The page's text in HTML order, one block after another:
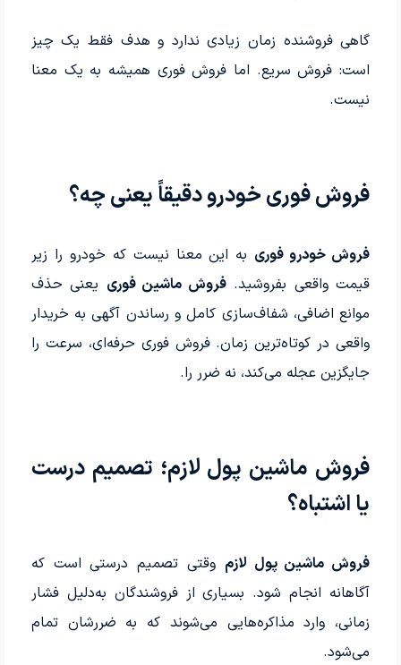
گاهی فروشنده زمان زیادی ندارد و هدف فقط یک چیز
است: فروش سریع. اما فروش فوری همیشه به یک معنا
نیست.
فروش فوری خودرو دقیقاً یعنی چه؟
فروش خودرو فوری به این معنا نیست که خودرو را زیر
قیمت واقعی بفروشید.فروش ماشین فوری یعنی حذف
موانع اضافی، شفاف‌سازی کامل و رساندن آگهی به خریدار
واقعی در کوتاه‌ترین زمان. فروش فوری حرفه‌ای، سرعت را
جایگزین عجله می‌کند، نه ضرر را.
فروش ماشین پول لازم؛ تصمیم درست
یا اشتباه؟
فروش ماشین پول لازم وقتی تصمیم درستی است که
آگاهانه انجام شود. بسیاری از فروشندگان به‌دلیل فشار
زمانی، وارد مذاکره‌هایی می‌شوند که به ضررشان تمام
می‌شود.